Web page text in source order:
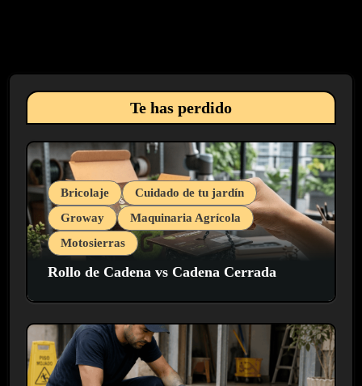
Te has perdido
Bricolaje
Cuidado de tu jardín
Groway
Maquinaria Agrícola
Motosierras
Rollo de Cadena vs Cadena Cerrada